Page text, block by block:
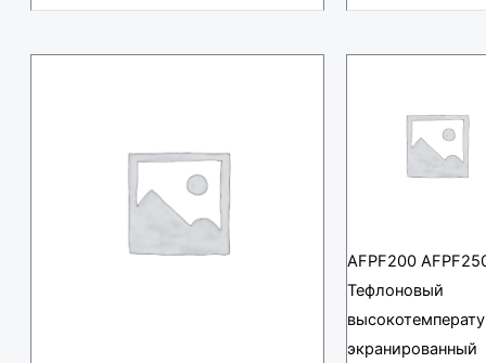
AFPF200
Тефлоновый
экранированный